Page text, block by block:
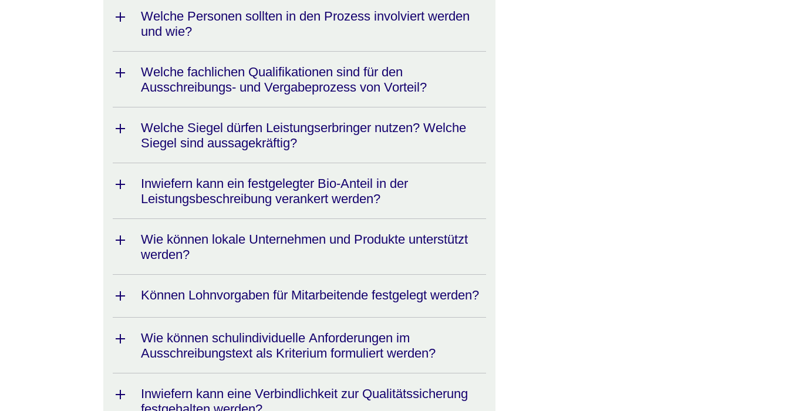
Welche Personen sollten in den Prozess involviert werden
und wie?
Welche fachlichen Qualifikationen sind für den
Ausschreibungs- und Vergabeprozess von Vorteil?
Welche Siegel dürfen Leistungserbringer nutzen? Welche
Siegel sind aussagekräftig?
Inwiefern kann ein festgelegter Bio-Anteil in der
Leistungsbeschreibung verankert werden?
Wie können lokale Unternehmen und Produkte unterstützt
werden?
Können Lohnvorgaben für Mitarbeitende festgelegt werden?
Wie können schulindividuelle Anforderungen im
Ausschreibungstext als Kriterium formuliert werden?
Inwiefern kann eine Verbindlichkeit zur Qualitätssicherung